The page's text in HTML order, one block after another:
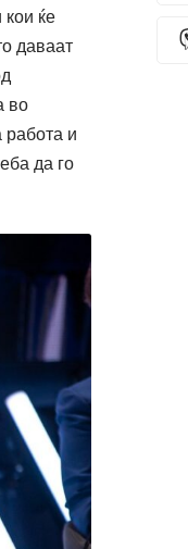
ќе
даваат
во
работа и
да го